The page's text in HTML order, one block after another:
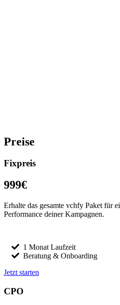
Preise
Fixpreis
999€
Erhalte das gesamte vchfy Paket für
Performance deiner Kampagnen.
1 Monat Laufzeit
Beratung & Onboarding
Jetzt starten
CPO